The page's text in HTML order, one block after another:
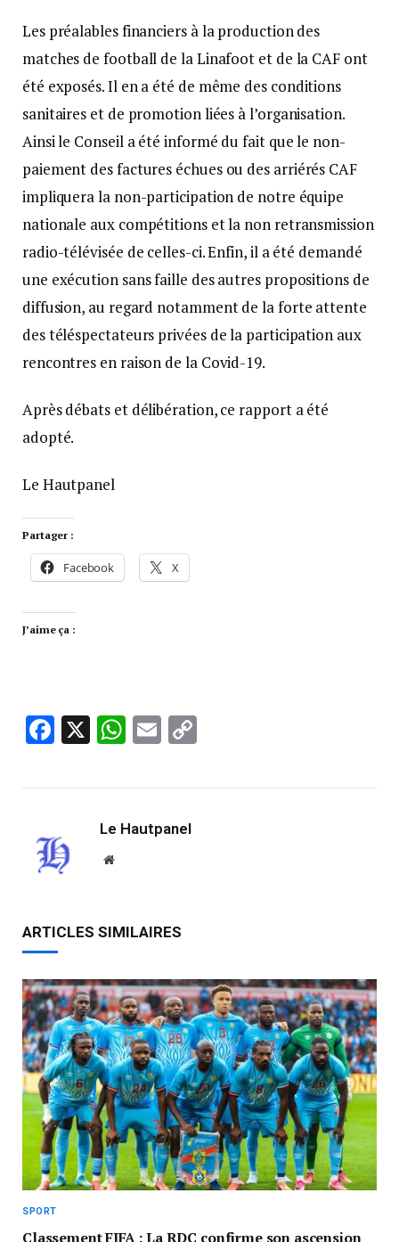
Les préalables financiers à la production des
matches de football de la Linafoot et de la CAF ont
été exposés. Il en a été de même des conditions
sanitaires et de promotion liées à l’organisation.
Ainsi le Conseil a été informé du fait que le non-
paiement des factures échues ou des arriérés CAF
impliquera la non-participation de notre équipe
nationale aux compétitions et la non retransmission
radio-télévisée de celles-ci. Enfin, il a été demandé
une exécution sans faille des autres propositions de
diffusion, au regard notamment de la forte attente
des téléspectateurs privées de la participation aux
rencontres en raison de la Covid-19.
Après débats et délibération, ce rapport a été
adopté.
Le Hautpanel
Partager :
Facebook X
J’aime ça :
Facebook
X WhatsApp
Email
Le Hautpanel
Website
ARTICLES SIMILAIRES
SPORT
Classement FIFA : La RDC confirme son ascension